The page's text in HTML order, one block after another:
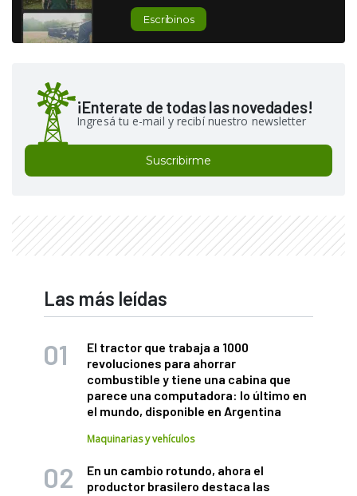
Escribinos
¡Enterate de todas las novedades!
Ingresá tu e-mail y recibí nuestro newsletter
Suscribirme
Las más leídas
El tractor que trabaja a 1000
revoluciones para ahorrar
combustible y tiene una cabina que
parece una computadora: lo último en
el mundo, disponible en Argentina
Maquinarias y vehículos
En un cambio rotundo, ahora el
productor brasilero destaca las